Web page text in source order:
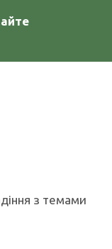
з темами